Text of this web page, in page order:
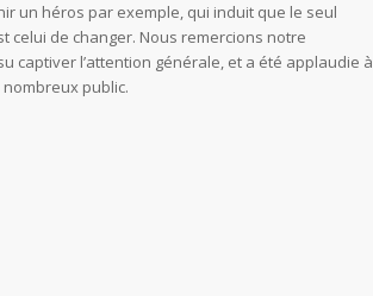
un héros par exemple, qui induit que le seul
celui de changer. Nous remercions notre
captiver l’attention générale, et a été applaudie à
public.